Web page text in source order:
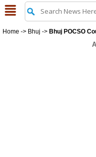
Home -> Bhuj -> Bhuj POCSO